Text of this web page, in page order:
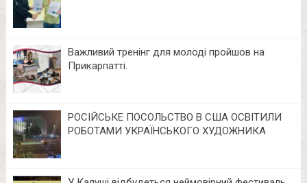
Важливий тренінг для молоді пройшов на
Прикарпатті.
РОСІЙСЬКЕ ПОСОЛЬСТВО В США ОСВІТИЛИ
РОБОТАМИ УКРАЇНСЬКОГО ХУДОЖНИКА